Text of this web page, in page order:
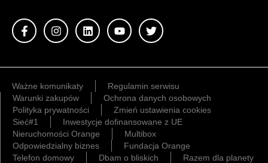
Ważne komunikaty
Regulamin serwisu
Warunki zakupów
Ochrona danych osobowych
Polityka prywatności
Zmień ustawienia cookies
Sieć#1
Inwestycje dofinansowane z UE
Nieruchomości Orange
Multibox
Odpowiedzialny biznes
Fundacja Orange
Telefon domowy
Dbam o bliskich Razem dla planety